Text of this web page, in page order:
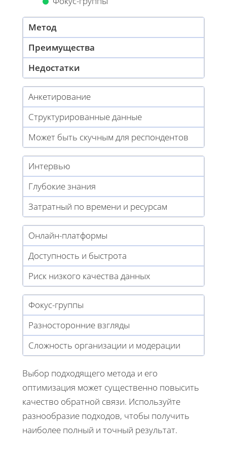
Метод
Преимущества
Недостатки
Анкетирование
Структурированные данные
Может быть скучным для респондентов
Интервью
Глубокие знания
Затратный по времени и ресурсам
Онлайн-платформы
Доступность и быстрота
Риск низкого качества данных
Фокус-группы
Разносторонние взгляды
Сложность организации и модерации
Выбор подходящего метода и его
оптимизация может существенно повысить
качество обратной связи. Используйте
разнообразие подходов, чтобы получить
наиболее полный и точный результат.